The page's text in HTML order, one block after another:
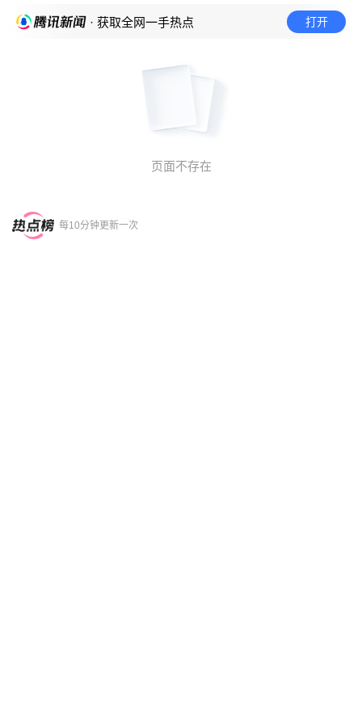
· 获取全网一手热点 打开
页面不存在
每10分钟更新一次